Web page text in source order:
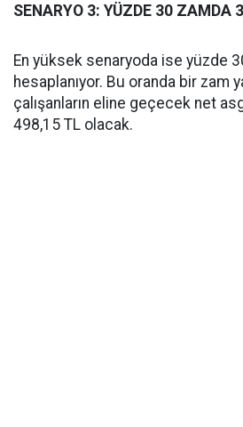
SENARYO 3: YÜZDE 30 ZAMDA
En yüksek senaryoda ise yüzde
hesaplanıyor. Bu oranda bir zam
çalışanların eline geçecek net
498,15 TL olacak.